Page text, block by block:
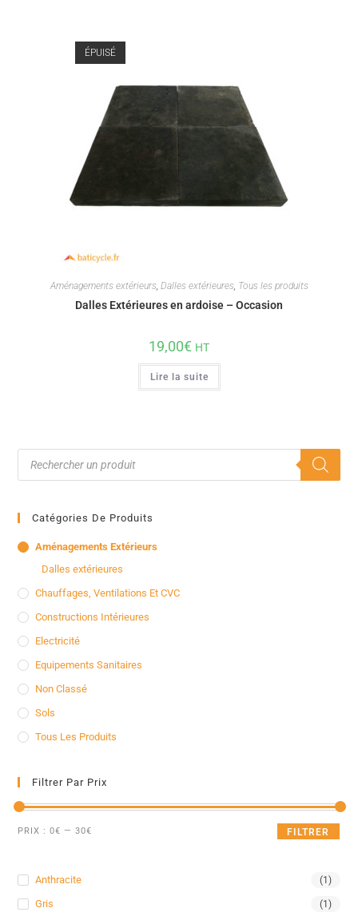
ÉPUISÉ
Aménagements extérieurs, Dalles extérieures, Tous les produits
Dalles Extérieures en ardoise – Occasion
19,00€ HT
Lire la suite
Catégories De Produits
Aménagements Extérieurs
Dalles extérieures
Chauffages, Ventilations Et CVC
Constructions Intérieures
Electricité
Equipements Sanitaires
Non Classé
Sols
Tous Les Produits
Filtrer Par Prix
FILTRER
PRIX :0€ —30€
Anthracite (1)
Gris (1)